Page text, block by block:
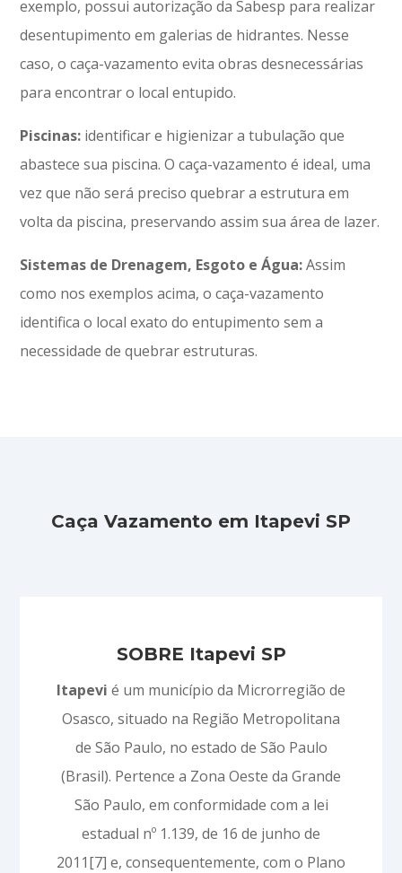
exemplo, possui autorização da Sabesp para realizar
desentupimento em galerias de hidrantes. Nesse
caso, o caça-vazamento evita obras desnecessárias
para encontrar o local entupido.
Piscinas: identificar e higienizar a tubulação que
abastece sua piscina. O caça-vazamento é ideal, uma
vez que não será preciso quebrar a estrutura em
volta da piscina, preservando assim sua área de lazer.
Sistemas de Drenagem, Esgoto e Água:Assim
como nos exemplos acima, o caça-vazamento
identifica o local exato do entupimento sem a
necessidade de quebrar estruturas.
Caça Vazamento em Itapevi SP
SOBRE Itapevi SP
Itapevi é um município da Microrregião de
Osasco, situado na Região Metropolitana
de São Paulo, no estado de São Paulo
(Brasil). Pertence a Zona Oeste da Grande
São Paulo, em conformidade com a lei
estadual nº 1.139, de 16 de junho de
2011[7] e, consequentemente, com o Plano